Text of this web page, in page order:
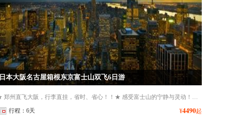
日本大阪名古屋箱根东京富士山双飞6日游
★ 郑州直飞大阪，行李直挂，省时、省心！！★ 感受富士山的宁静与灵动！！★【美食】全程安排5个特色餐：日式小火锅、中华料理餐、自助烤肉！！★【购物】精心安排前往各地购物热点大阪心斋桥+东京银座！★ 日式温泉体验：特别安排一晚中部温泉泡汤体验，忘却疲劳！
¥4490起
行程：6天